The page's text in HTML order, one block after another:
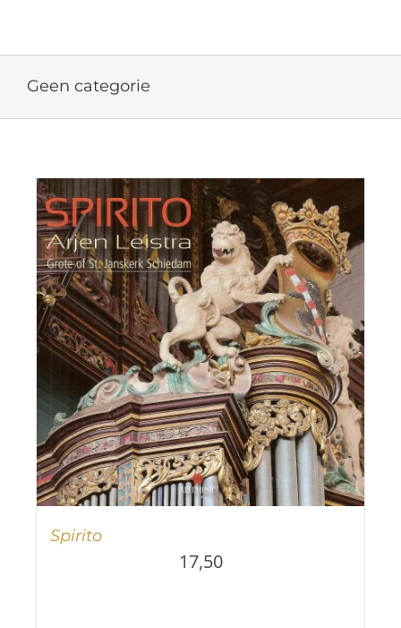
inhoud
Geen categorie
Spirito
17,50